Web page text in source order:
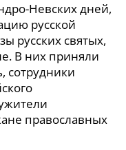
Невских дней,
русской
русских святых,
В них приняли
сотрудники
православных